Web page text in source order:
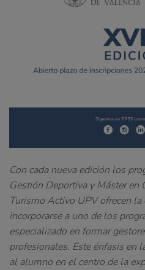
Con cada nueva edición los
Gestión Deportiva y Máster en
Turismo Activo UPV ofrecen
incorporarse a uno de los
especializado en formar
profesionales. Este énfasis en
al alumno en el centro de la